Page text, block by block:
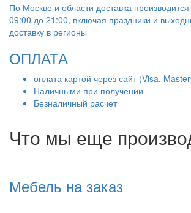
По Москве и области доставка
09:00 до 21:00, включая праздники и
доставку в регионы
ОПЛАТА
оплата картой через сайт (Visa,
Наличными при получении
Безналичный расчет
Что мы еще
Мебель на заказ